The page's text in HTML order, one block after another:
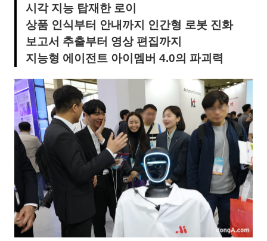
시각 지능 탑재한 로이
상품 인식부터 안내까지 인간형 로봇 진화
보고서 추출부터 영상 편집까지
지능형 에이전트 아이멤버 4.0의 파괴력